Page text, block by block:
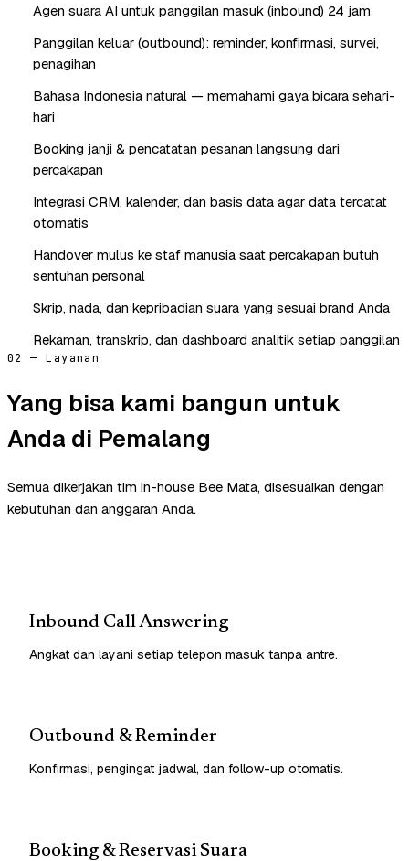
Agen suara AI untuk panggilan masuk (inbound) 24 jam
Panggilan keluar (outbound): reminder, konfirmasi, survei,
penagihan
Bahasa Indonesia natural — memahami gaya bicara sehari-
hari
Booking janji & pencatatan pesanan langsung dari
percakapan
Integrasi CRM, kalender, dan basis data agar data tercatat
otomatis
Handover mulus ke staf manusia saat percakapan butuh
sentuhan personal
Skrip, nada, dan kepribadian suara yang sesuai brand Anda
Rekaman, transkrip, dan dashboard analitik setiap panggilan
02 — Layanan
Yang bisa kami bangun untuk
Anda di Pemalang
Semua dikerjakan tim in-house Bee Mata, disesuaikan dengan
kebutuhan dan anggaran Anda.
Inbound Call Answering
Angkat dan layani setiap telepon masuk tanpa antre.
Outbound & Reminder
Konfirmasi, pengingat jadwal, dan follow-up otomatis.
Booking & Reservasi Suara